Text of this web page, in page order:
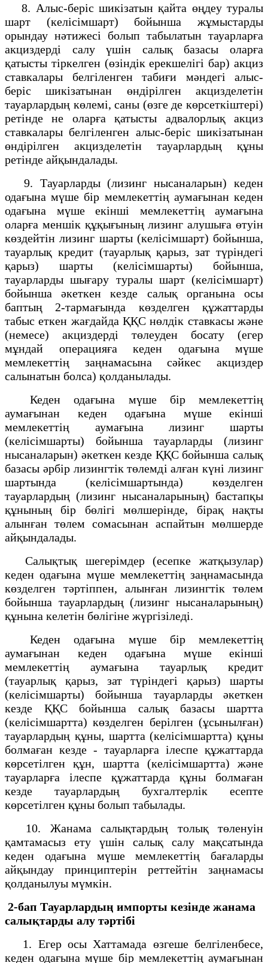
8. Алыс-беріс шикізатын қайта өңдеу туралы
шарт (келісімшарт) бойынша жұмыстарды
орындау нәтижесі болып табылатын тауарларға
акциздерді салу үшін салық базасы оларға
қатысты тіркелген (өзіндік ерекшелігі бар) акциз
ставкалары белгіленген табиғи мәндегі алыс-
беріс шикізатынан өндірілген акцизделетін
тауарлардың көлемі, саны (өзге де көрсеткіштері)
ретінде не оларға қатысты адвалорлық акциз
ставкалары белгіленген алыс-беріс шикізатынан
өндірілген акцизделетін тауарлардың құны
ретінде айқындалады.
9. Тауарларды (лизинг нысаналарын) кеден
одағына мүше бір мемлекеттің аумағынан кеден
одағына мүше екінші мемлекеттің аумағына
оларға меншік құқығының лизинг алушыға өтуін
көздейтін лизинг шарты (келісімшарт) бойынша,
тауарлық кредит (тауарлық қарыз, зат түріндегі
қарыз) шарты (келісімшарты) бойынша,
тауарларды шығару туралы шарт (келісімшарт)
бойынша әкеткен кезде салық органына осы
баптың 2-тармағында көзделген құжаттарды
табыс еткен жағдайда ҚҚС нөлдік ставкасы және
(немесе) акциздерді төлеуден босату (егер
мұндай операцияға кеден одағына мүше
мемлекеттің заңнамасына сәйкес акциздер
салынатын болса) қолданылады.
Кеден одағына мүше бір мемлекеттің
аумағынан кеден одағына мүше екінші
мемлекеттің аумағына лизинг шарты
(келісімшарты) бойынша тауарларды (лизинг
нысаналарын) әкеткен кезде ҚҚС бойынша салық
базасы әрбір лизингтік төлемді алған күні лизинг
шартында (келісімшартында) көзделген
тауарлардың (лизинг нысаналарының) бастапқы
құнының бір бөлігі мөлшерінде, бірақ нақты
алынған төлем сомасынан аспайтын мөлшерде
айқындалады.
Салықтық шегерімдер (есепке жатқызулар)
кеден одағына мүше мемлекеттің заңнамасында
көзделген тәртіппен, алынған лизингтік төлем
бойынша тауарлардың (лизинг нысаналарының)
құнына келетін бөлігіне жүргізіледі.
Кеден одағына мүше бір мемлекеттің
аумағынан кеден одағына мүше екінші
мемлекеттің аумағына тауарлық кредит
(тауарлық қарыз, зат түріндегі қарыз) шарты
(келісімшарты) бойынша тауарларды әкеткен
кезде ҚҚС бойынша салық базасы шартта
(келісімшартта) көзделген берілген (ұсынылған)
тауарлардың құны, шартта (келісімшартта) құны
болмаған кезде - тауарларға ілеспе құжаттарда
көрсетілген құн, шартта (келісімшартта) және
тауарларға ілеспе құжаттарда құны болмаған
кезде тауарлардың бухгалтерлік есепте
көрсетілген құны болып табылады.
10. Жанама салықтардың толық төленуін
қамтамасыз ету үшін салық салу мақсатында
кеден одағына мүше мемлекеттің бағаларды
айқындау принциптерін реттейтін заңнамасы
қолданылуы мүмкін.
2-бап Тауарлардың импорты кезінде жанама
салықтарды алу тәртібі
1. Егер осы Хаттамада өзгеше белгіленбесе,
кеден одағына мүше бір мемлекеттің аумағынан